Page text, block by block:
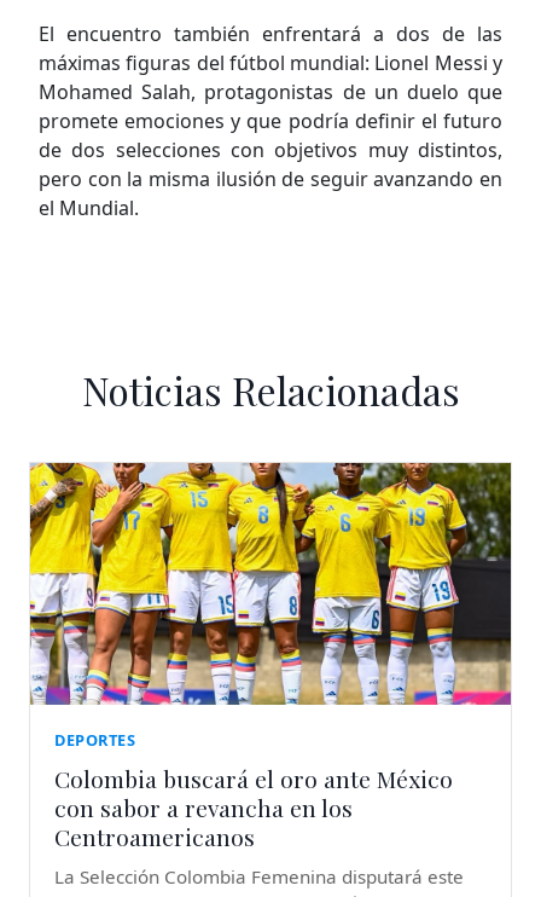
El encuentro también enfrentará a dos de las
máximas figuras del fútbol mundial: Lionel Messi y
Mohamed Salah, protagonistas de un duelo que
promete emociones y que podría definir el futuro
de dos selecciones con objetivos muy distintos,
pero con la misma ilusión de seguir avanzando en
el Mundial.
Noticias Relacionadas
DEPORTES
Colombia buscará el oro ante México
con sabor a revancha en los
Centroamericanos
La Selección Colombia Femenina disputará este